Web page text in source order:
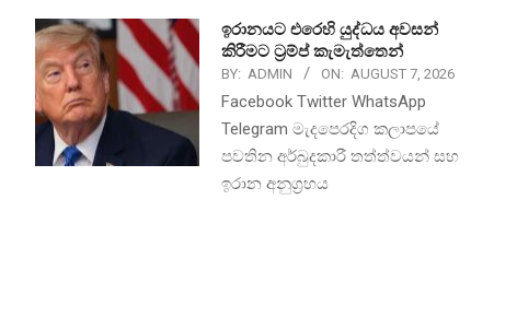
ඉරානයට එරෙහි යුද්ධය අවසන්
කිරීමට ට්‍රම්ප් කැමැත්තෙන්
BY: ADMIN ON: AUGUST 7, 2026
Facebook Twitter WhatsApp
Telegram මැදපෙරදිග කලාපයේ
පවතින අර්බුදකාරී තත්ත්වයන් සහ
ඉරාන අනුග්‍රහය